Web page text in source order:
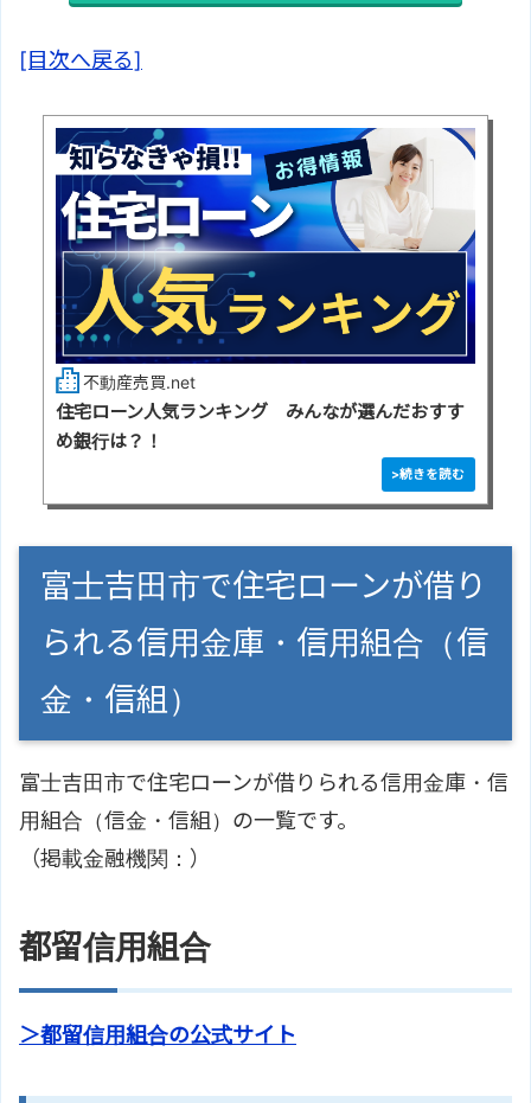
[目次へ戻る]
不動産売買.net
住宅ローン人気ランキング みんなが選んだおすす
め銀行は？！
富士吉田市で住宅ローンが借り
られる信用金庫・信用組合（信
金・信組）
富士吉田市で住宅ローンが借りられる信用金庫・信
用組合（信金・信組）の一覧です。
（掲載金融機関：）
都留信用組合
＞都留信用組合の公式サイト